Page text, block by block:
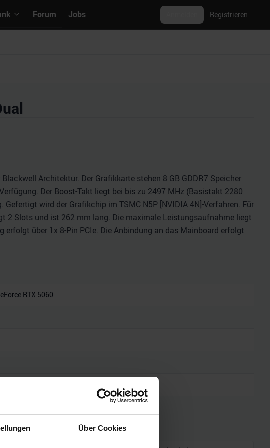
Über Cookies
Forum Jobs Registrieren
Architektur. Der Grafikkarte stehen 8 GB GDDR7 Speicher
Der Boost-Takt liegt bei bis zu 2497 MHz (Basistakt 2280
wird der Grafikchip im TSMC N5P [NVIDIA 4N]-Verfahren. Für
2 Slots und ist 262 mm lang. Die maximale Leistungsaufnahme liegt
über 1x 8-Pin PCIe. Die Anbindung an das Mainboard erfolgt
RTX 5060
technische Daten